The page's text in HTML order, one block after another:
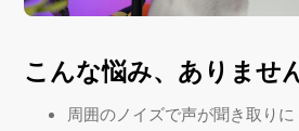
こんな悩み、ありませ
周囲のノイズで声が聞き取りに